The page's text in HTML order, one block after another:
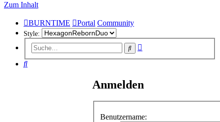
Zum Inhalt
BURNTIME Portal Community
Style:
Suche
Suche
Anmelden
Benutzername: